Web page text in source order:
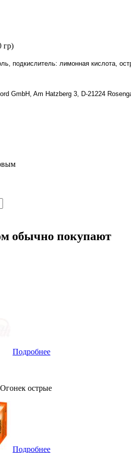
гр)
подкислитель: лимонная кислота,
GmbH, Am Hatzberg 3, D-21224
обычно покупают
Подробнее
острые
Подробнее